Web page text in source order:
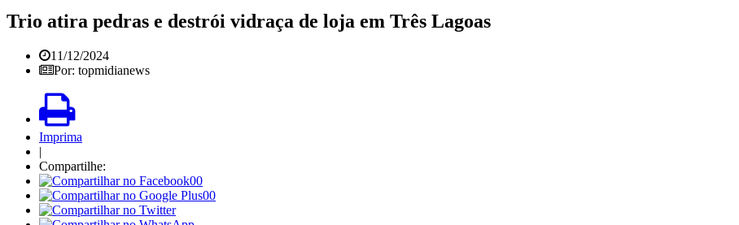
Trio atira pedras e destrói vidraça de loja em Três Lagoas
11/12/2024
Por: topmidianews
Imprima
|
Compartilhe:
00
00